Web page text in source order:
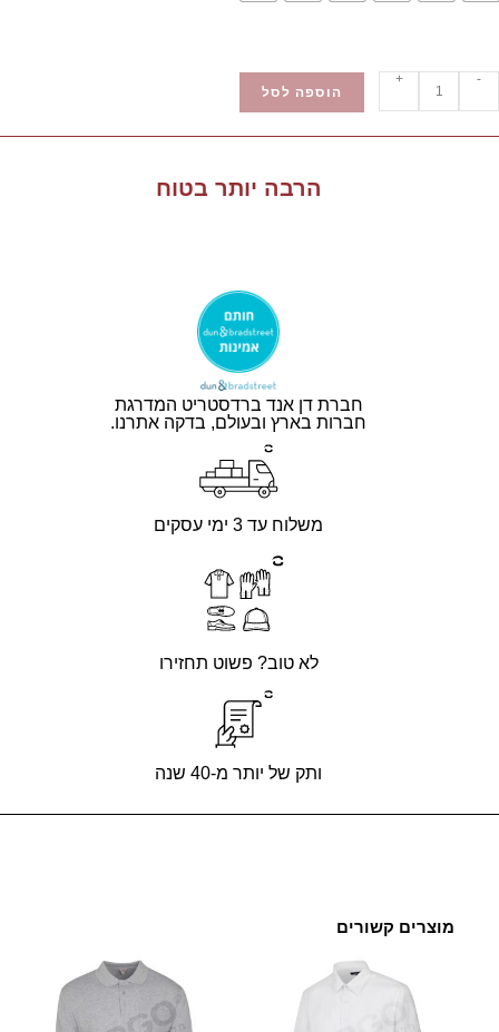
-
+
הוספה לסל
הרבה יותר בטוח
חברת דן אנד ברדסטריט המדרגת
חברות בארץ ובעולם, בדקה אתרנו.
משלוח עד 3 ימי עסקים
לא טוב? פשוט תחזירו
ותק של יותר מ-40 שנה
מוצרים קשורים